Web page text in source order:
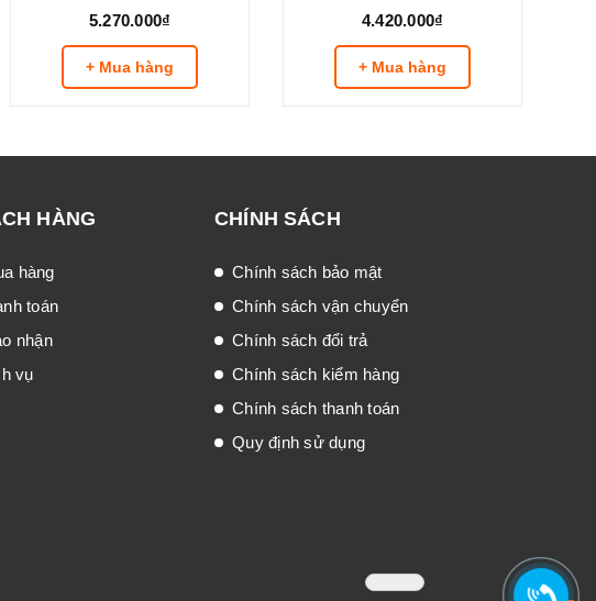
5.270.000₫
+ Mua hàng
4.420.000₫
+ Mua hàng
HÀNG
hàng
toán
nhận
vụ
CHÍNH SÁCH
Chính sách bảo mật
Chính sách vận chuyển
Chính sách đổi trả
Chính sách kiểm hàng
Chính sách thanh toán
Quy định sử dụng